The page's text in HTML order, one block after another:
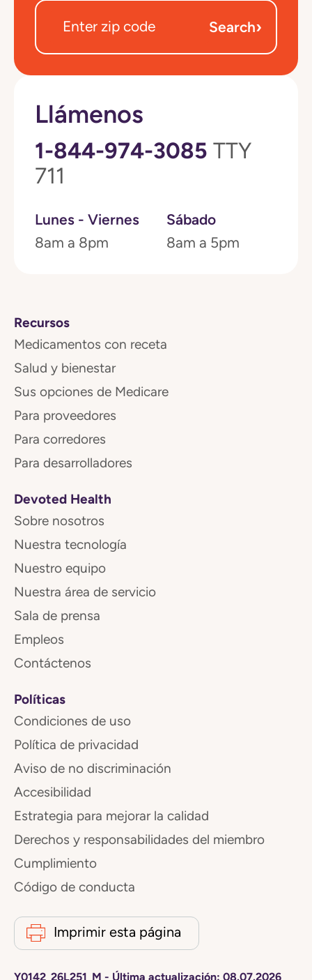
Search›
Llámenos
1-844-974-3085 TTY
711
Lunes - Viernes
8am a 8pm
Sábado
8am a 5pm
Recursos
Medicamentos con receta
Salud y bienestar
Sus opciones de Medicare
Para proveedores
Para corredores
Para desarrolladores
Devoted Health
Sobre nosotros
Nuestra tecnología
Nuestro equipo
Nuestra área de servicio
Sala de prensa
Empleos
Contáctenos
Políticas
Condiciones de uso
Política de privacidad
Aviso de no discriminación
Accesibilidad
Estrategia para mejorar la calidad
Derechos y responsabilidades del miembro
Cumplimiento
Código de conducta
Imprimir esta página
Y0142_26L251_M - Última actualización: 08.07.2026